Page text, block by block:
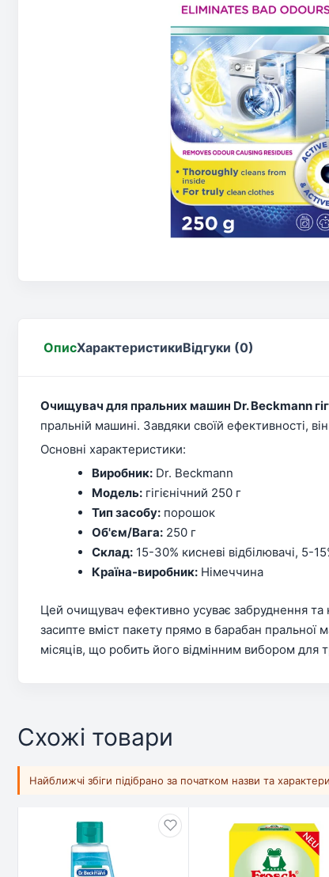
ОписХарактеристикиВідгуки (0)
Очищувач для пральних машин Dr. Beckmann
пральній машині. Завдяки своїй ефективності,
Основні характеристики:
Виробник: Dr. Beckmann
Модель: гігієнічний 250 г
Тип засобу: порошок
Об'єм/Вага: 250 г
Склад: 15-30% кисневі відбілювачі, 5-
Країна-виробник: Німеччина
Цей очищувач ефективно усуває забруднення
засипте вміст пакету прямо в барабан пральної
місяців, що робить його відмінним вибором для
Схожі товари
Найближчі збіги підібрано за початком назви та